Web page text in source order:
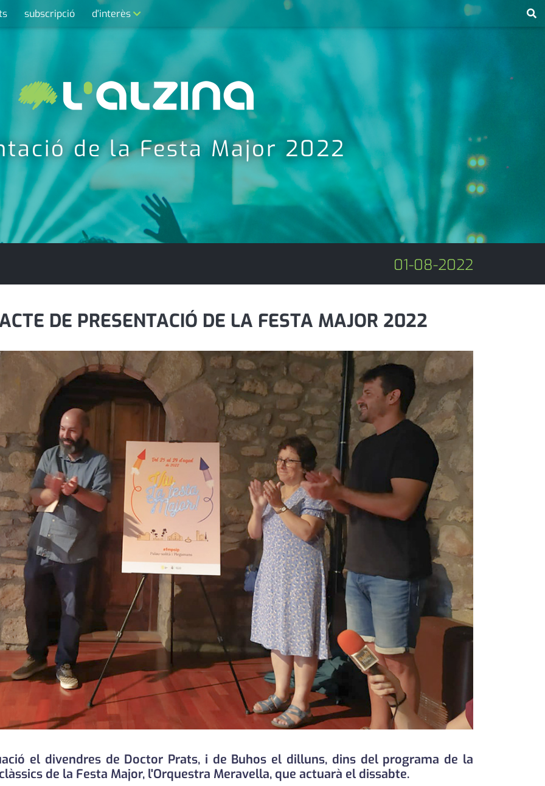
subscripció d'interès
contacte
farmàcies
telèfons
calendari
de la Festa Major 2022
01-08-2022
DE PRESENTACIÓ DE LA FESTA MAJOR 2022
el divendres de Doctor Prats, i de Buhos el dilluns, dins del programa de la
de la Festa Major, l'Orquestra Meravella, que actuarà el dissabte.